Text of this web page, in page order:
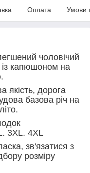
Оплата Умови
чоловічий
капюшоном на
якість, дорога
базова річ на
3XL. 4XL
зв'язатися з
розміру